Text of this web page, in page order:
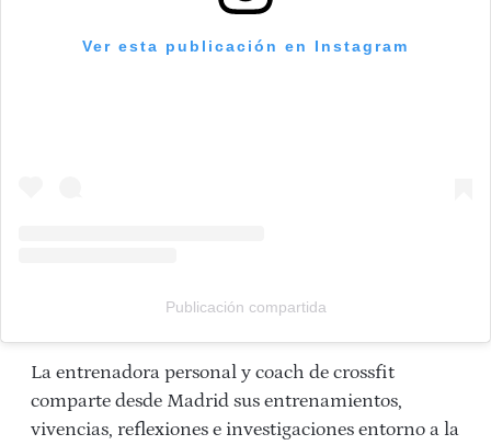
Ver esta publicación en Instagram
Publicación compartida
La entrenadora personal y coach de crossfit
comparte desde Madrid sus entrenamientos,
vivencias, reflexiones e investigaciones entorno a la